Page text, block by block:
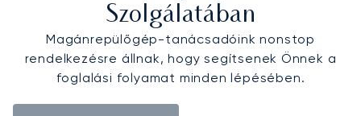
Szolgálatában
Magánrepülőgép-tanácsadóink nonstop
rendelkezésre állnak, hogy segítsenek Önnek a
foglalási folyamat minden lépésében.